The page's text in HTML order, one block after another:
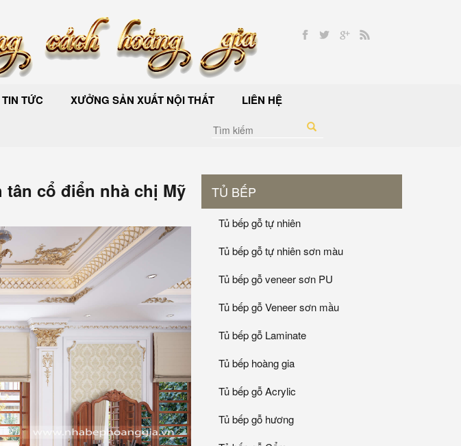
TIN TỨC XƯỞNG SẢN XUẤT NỘI THẤT LIÊN HỆ
cổ điển nhà chị Mỹ TỦ BẾP
Tủ bếp gỗ tự nhiên
Tủ bếp gỗ tự nhiên sơn màu
Tủ bếp gỗ veneer sơn PU
Tủ bếp gỗ Veneer sơn mầu
Tủ bếp gỗ Laminate
Tủ bếp hoàng gia
Tủ bếp gỗ Acrylic
Tủ bếp gỗ hương